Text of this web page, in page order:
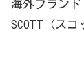
海外ブラン
SCOTT（スコ